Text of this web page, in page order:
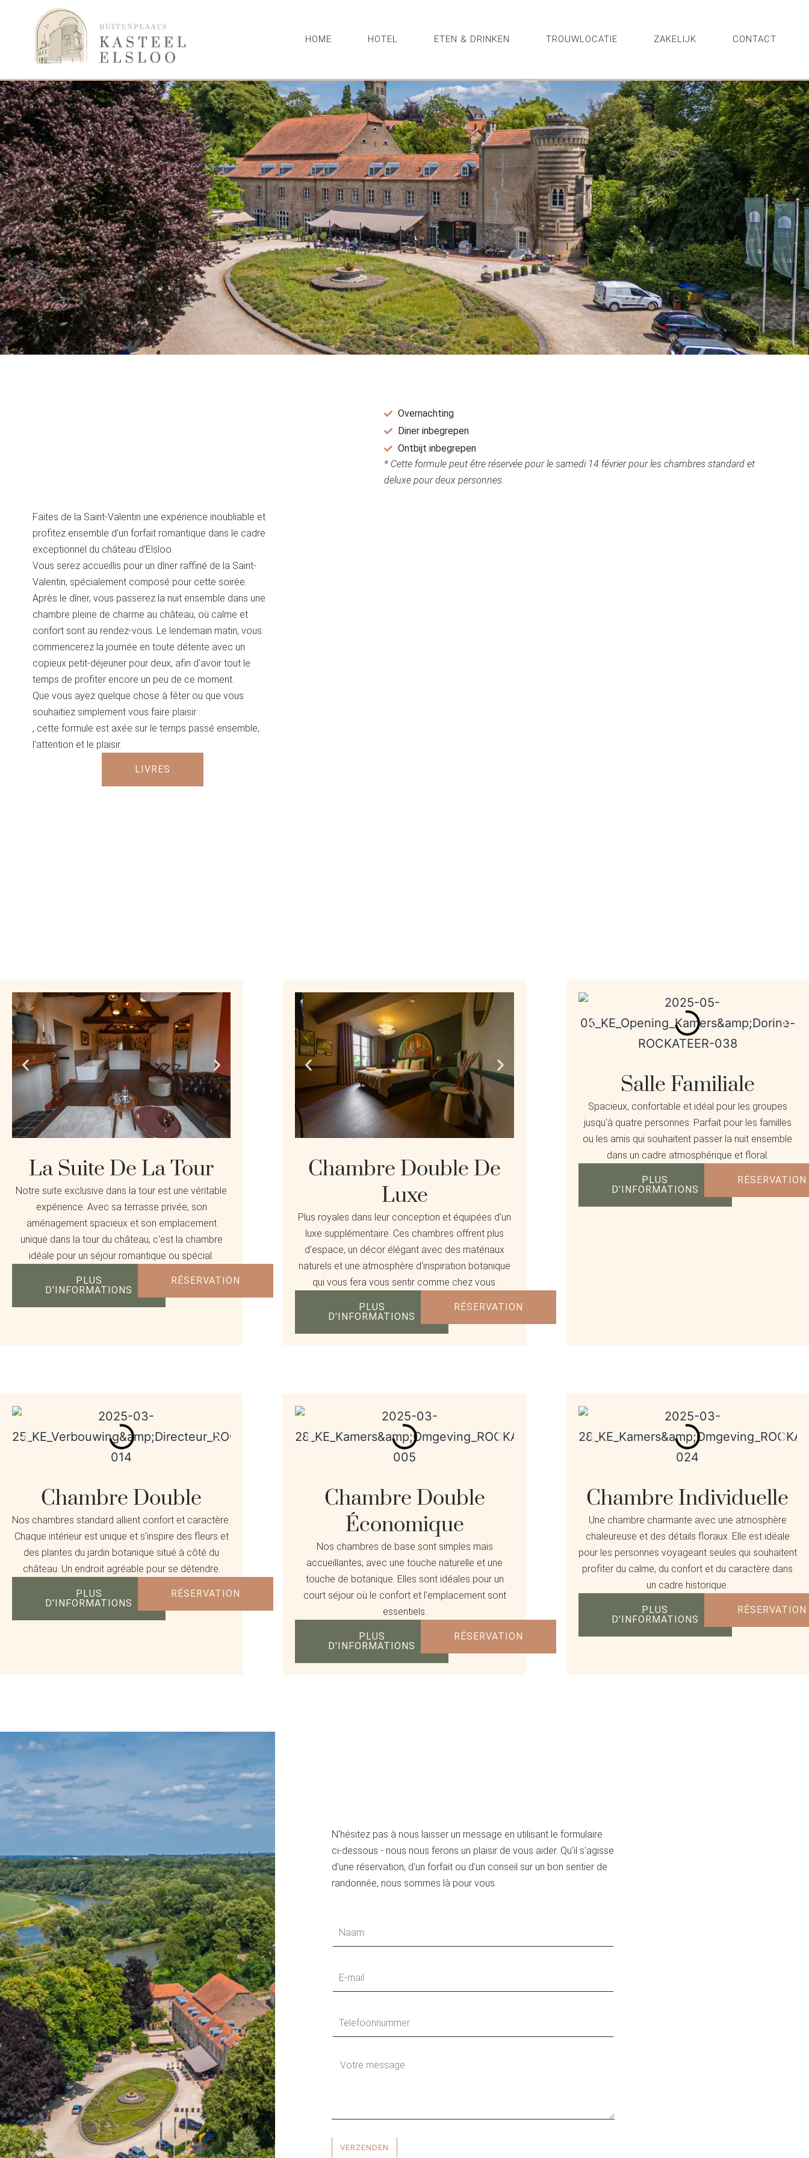
HOME HOTEL ETEN & DRINKEN TROUWLOCATIE ZAKELIJK CONTACT
Faites de la Saint-Valentin une expérience inoubliable et
profitez ensemble d'un forfait romantique dans le cadre
exceptionnel du château d'Elsloo.
Vous serez accueillis pour un dîner raffiné de la Saint-
Valentin, spécialement composé pour cette soirée.
Après le dîner, vous passerez la nuit ensemble dans une
chambre pleine de charme au château, où calme et
confort sont au rendez-vous. Le lendemain matin, vous
commencerez la journée en toute détente avec un
copieux petit-déjeuner pour deux, afin d'avoir tout le
temps de profiter encore un peu de ce moment.
Que vous ayez quelque chose à fêter ou que vous
souhaitiez simplement vous faire plaisir :
, cette formule est axée sur le temps passé ensemble,
l'attention et le plaisir.
LIVRES
Overnachting
Diner inbegrepen
Ontbijt inbegrepen
* Cette formule peut être réservée pour le samedi 14 février pour les chambres standard et
deluxe pour deux personnes.
La Suite De La Tour
Notre suite exclusive dans la tour est une véritable
expérience. Avec sa terrasse privée, son
aménagement spacieux et son emplacement
unique dans la tour du château, c'est la chambre
idéale pour un séjour romantique ou spécial.
PLUS
D'INFORMATIONS
RÉSERVATION
Chambre Double De
Luxe
Plus royales dans leur conception et équipées d'un
luxe supplémentaire. Ces chambres offrent plus
d'espace, un décor élégant avec des matériaux
naturels et une atmosphère d'inspiration botanique
qui vous fera vous sentir comme chez vous.
PLUS
D'INFORMATIONS
RÉSERVATION
Salle Familiale
Spacieux, confortable et idéal pour les groupes
jusqu'à quatre personnes. Parfait pour les familles
ou les amis qui souhaitent passer la nuit ensemble
dans un cadre atmosphérique et floral.
PLUS
D'INFORMATIONS
RÉSERVATION
Chambre Double
Nos chambres standard allient confort et caractère.
Chaque intérieur est unique et s'inspire des fleurs et
des plantes du jardin botanique situé à côté du
château. Un endroit agréable pour se détendre.
PLUS
D'INFORMATIONS
RÉSERVATION
Chambre Double
Économique
Nos chambres de base sont simples mais
accueillantes, avec une touche naturelle et une
touche de botanique. Elles sont idéales pour un
court séjour où le confort et l'emplacement sont
essentiels.
PLUS
D'INFORMATIONS
RÉSERVATION
Chambre Individuelle
Une chambre charmante avec une atmosphère
chaleureuse et des détails floraux. Elle est idéale
pour les personnes voyageant seules qui souhaitent
profiter du calme, du confort et du caractère dans
un cadre historique.
PLUS
D'INFORMATIONS
RÉSERVATION
N'hésitez pas à nous laisser un message en utilisant le formulaire
ci-dessous - nous nous ferons un plaisir de vous aider. Qu'il s'agisse
d'une réservation, d'un forfait ou d'un conseil sur un bon sentier de
randonnée, nous sommes là pour vous.
VERZENDEN